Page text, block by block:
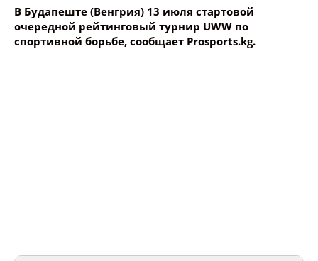
В Будапеште (Венгрия) 13 июля стартовой
очередной рейтинговый турнир UWW по
спортивной борьбе, сообщает Prosports.kg.